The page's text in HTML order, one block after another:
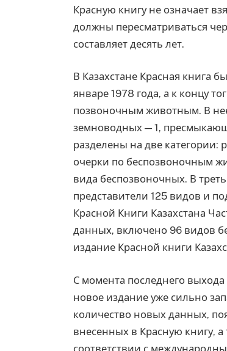
Красную книгу не означает
должны пересматриваться
составляет десять лет.
В Казахстане Красная книга
январе 1978 года, а к концу
позвоночным животным. В
земноводных — 1,
разделены на две
очерки по беспозвоночным
вида беспозвоночных. В
представители 125 видов и
Красной Книги Казахстана
данных, включено 96 видов
издание Красной книги
С момента последнего
новое издание уже сильно
количество новых данных,
внесенных в Красную книгу, а
соответствии с